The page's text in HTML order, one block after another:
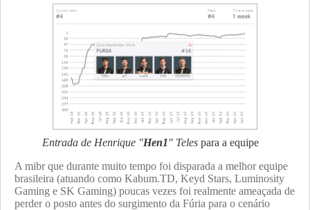
Entrada de Henrique "Hen1" Teles para a equipe
A mibr que durante muito tempo foi disparada a melhor equipe
brasileira (atuando como Kabum.TD, Keyd Stars, Luminosity
Gaming e SK Gaming) poucas vezes foi realmente ameaçada de
perder o posto antes do surgimento da Fúria para o cenário